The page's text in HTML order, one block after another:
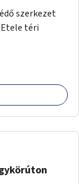
szerkezet
téri